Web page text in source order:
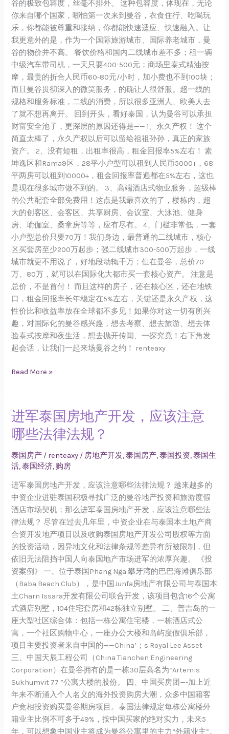
谷的极致包容度，丝毫不排外。 这种包容度，体现在，无论
你来自哪个国家，哪怕第一次来到曼谷，衣食住行、吃喝玩
乐，你都能被尊重和接纳，你都能快速适应、快速融入。让
我更意外的是，作为一个国际旅游城市、国际养老城市，曼
谷的物价并不高。 餐饮价格和国内二线城市差不多；租一辆
中级汽车带司机，一天只要400-500元；商场里泰式精油按
摩，最贵的折合人民币60-80元/小时，加小费也不到100块；
而且曼谷贯彻深入的微笑服务，的确让人很舒服。超一线的
规格和服务标准，二线的消费，所以很多亚洲人、欧美人去
了就不想再离开。 回到开头，看好泰国，认为曼谷可以承担
财富安全池子，更深层的原因还得是—— 1、永久产权！ 这个
简直太棒了，永久产权以后可以留给祖祖孙孙，真正的家族
资产。 2、没有短租，出租率很高，租金回报率5%左右！ 素
坤逸区和Rama9区，28平小户型可以租到人民币5000+，68
平两房可以租到10000+，租金回报率普遍都在5%左右，这也
是现在很多城市做不到的。 3、高端酒店式物业服务，超级棒
的公共配套全部免费用！这点是我最喜欢的了，楼栋内，超
大的创客区、会客区、共享厨房、会议室、大泳池、健身
房、瑜伽室、桑拿房等等，应有尽有。 4、门槛非常低，一套
小户型总价只要70万！我们身边，最普通的二线城市，核心
区买套房至少200万起步；强二线城市300-500万起步，一线
城市就更不用说了，好地段动辄千万；但在曼谷，总价70
万、80万，就可以在国际化大都市买一套核心资产。 注意是
总价，不是首付！ 而且这样的房子，还在核心区，还在地铁
口，租金回报率长年稳定在5%左右，关键还是永久产权，这
性价比和收益率放在全球都不多见！如果你对这一切有所兴
趣，对国际化的曼谷感兴趣，想去考察、想去旅游、想去体
验泰式按摩和夜生活，想去抛开传闻、一探究竟！右下角发
起会话，让我们一起来场曼谷之约！ renteaxy
Read More »
进军泰国房地产开发，应该注意
哪些法律法规？
泰国房产 / renteaxy / 房地产开发,泰国房产,泰国投资,泰国生
活,泰国经济, 购房
进军泰国房地产开发，应该注意哪些法律法规？ 越来越多的
中资企业进驻泰国积极寻找广泛的曼谷地产投资和旅游度假
酒店市场契机；那么进军泰国房地产开发，应该注意哪些法
律法规？ 尽管在过去几年里，中资企业在与泰国本土地产商
合资开发地产项目以及收购泰国房地产开发公司股权等方面
的投资活动，因异地文化和法律条规等差异有所被限制，但
依旧无法阻挡中国人向泰国地产市场进军的浓厚兴趣。 《投
资案例》 一、位于泰国Phang Nga 攀牙湾的巴巴海滩俱乐部
（Baba Beach Club），是中国Junfa房地产有限公司与泰国本
土Charn Issara开发有限公司联合开发，该项目包含16个公寓
式酒店别墅，104住宅套房和42栋独立别墅。 二、普吉岛的一
座大型社区综合体：包括一栋公寓住宅楼，一栋酒店式公
寓，一个社区购物中心，一座办公大楼和岛屿度假俱乐部，
项目主要投资者来自中国的——China’；s Royal Lee Asset
三、中国天辰工程公司（China Tianchen Engineering
Corporation）在曼谷拥有的是一栋30层高名为“Artemis
Sukhumvit 77 ”公寓大楼的股份。 四、中国买房团—-加上近
年来不断涌入个人名义的海外投资购房大潮，众多中国籍客
户竞相投资购买曼谷期房项目。泰国法律规定每栋公寓楼外
籍业主比例不可多于49%，按中国买家的绝对实力，未来5
年，可以想象中国业主将成为曼谷公寓里的主力“外籍业主”。
进
军
泰
国
房
产
开
发，
应
该
注
意
哪
些
法
律
法
规？